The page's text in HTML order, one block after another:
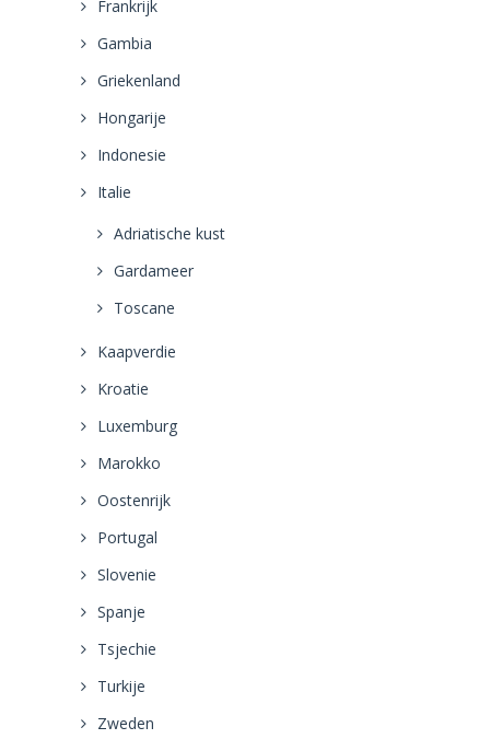
Frankrijk
Gambia
Griekenland
Hongarije
Indonesie
Italie
Adriatische kust
Gardameer
Toscane
Kaapverdie
Kroatie
Luxemburg
Marokko
Oostenrijk
Portugal
Slovenie
Spanje
Tsjechie
Turkije
Zweden